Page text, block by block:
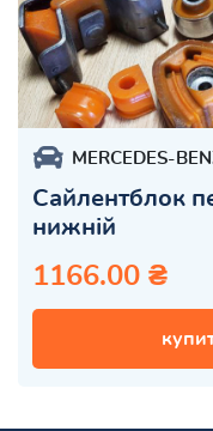
MERCEDES-
Сайлентблок
нижній
1166.00 ₴